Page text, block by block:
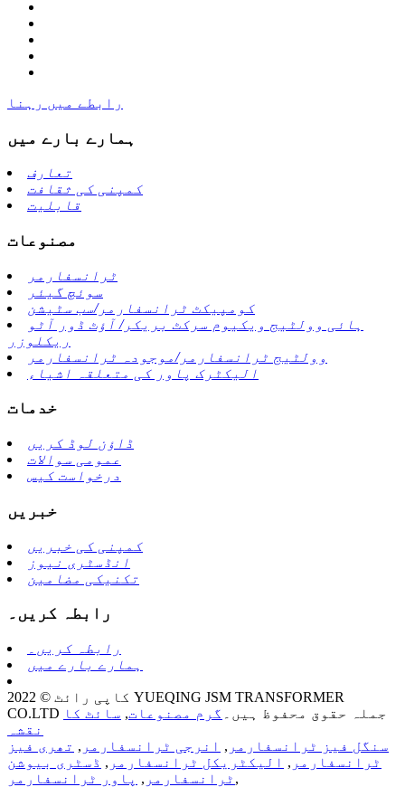
رابطے میں رہنا
ہمارے بارے میں
تعارف
کمپنی کی ثقافت
قابلیت
مصنوعات
ٹرانسفارمر
سوئچ گیئر
کومپیکٹ ٹرانسفارمر/سب سٹیشن
ہائی وولٹیج ویکیوم سرکٹ بریکر/ آؤٹ ڈور آٹو
ریکلوزر
وولٹیج ٹرانسفارمر/موجودہ ٹرانسفارمر
الیکٹرک پاور کی متعلقہ اشیاء
خدمات
ڈاؤن لوڈ کریں
عمومی سوالات
درخواست کیس
خبریں
کمپنی کی خبریں
انڈسٹری نیوز
تکنیکی مضامین
رابطہ کریں۔
رابطہ کریں۔
ہمارے بارے میں
کاپی رائٹ © 2022 YUEQING JSM TRANSFORMER
CO.LTD جملہ حقوق محفوظ ہیں۔
گرم مصنوعات, سائٹ کا
نقشہ
سنگل فیز ٹرانسفارمر , انرجی ٹرانسفارمر , تھری فیز
ٹرانسفارمر , الیکٹریکل ٹرانسفارمر , ڈسٹری بیوشن
ٹرانسفارمر , پاور ٹرانسفارمر
,